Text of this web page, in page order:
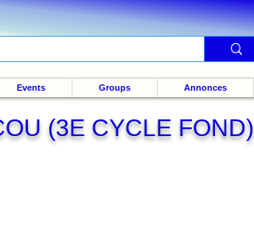
Events Groups Annonces
(3E CYCLE FOND)